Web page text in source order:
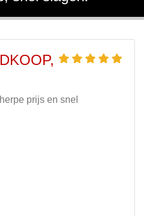
prijs en snel